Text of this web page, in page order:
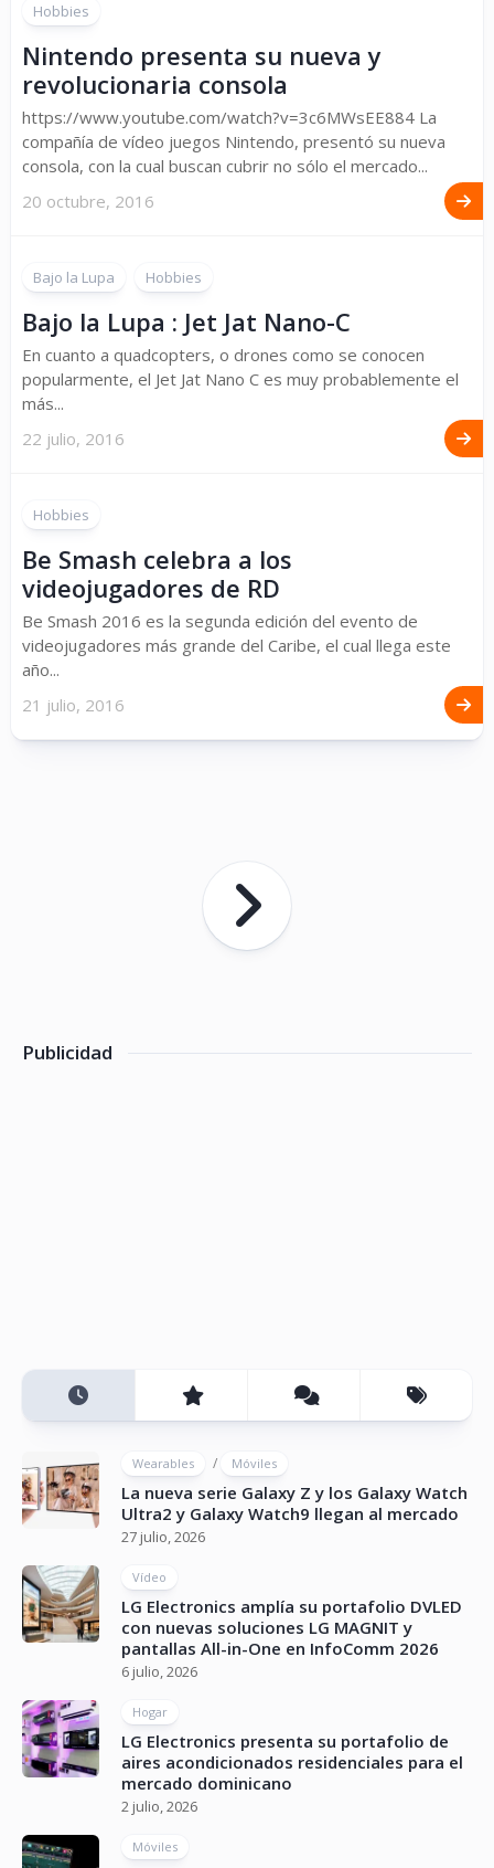
Hobbies
Nintendo presenta su nueva y
revolucionaria consola
https://www.youtube.com/watch?v=3c6MWsEE884 La
compañía de vídeo juegos Nintendo, presentó su nueva
consola, con la cual buscan cubrir no sólo el mercado...
20 octubre, 2016
Bajo la Lupa Hobbies
Bajo la Lupa : Jet Jat Nano-C
En cuanto a quadcopters, o drones como se conocen
popularmente, el Jet Jat Nano C es muy probablemente el
más...
22 julio, 2016
Hobbies
Be Smash celebra a los
videojugadores de RD
Be Smash 2016 es la segunda edición del evento de
videojugadores más grande del Caribe, el cual llega este
año...
21 julio, 2016
Publicidad
Wearables / Móviles
La nueva serie Galaxy Z y los Galaxy Watch
Ultra2 y Galaxy Watch9 llegan al mercado
27 julio, 2026
Vídeo
LG Electronics amplía su portafolio DVLED
con nuevas soluciones LG MAGNIT y
pantallas All-in-One en InfoComm 2026
6 julio, 2026
Hogar
LG Electronics presenta su portafolio de
aires acondicionados residenciales para el
mercado dominicano
2 julio, 2026
Móviles